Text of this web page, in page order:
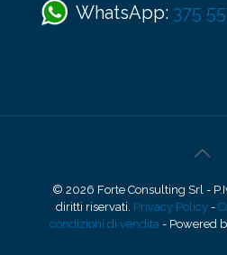
WhatsApp: 375
© 2026 Forte Consulting Srl -
diritti riservati. Privacy Policy -
condizioni di vendita - Powered